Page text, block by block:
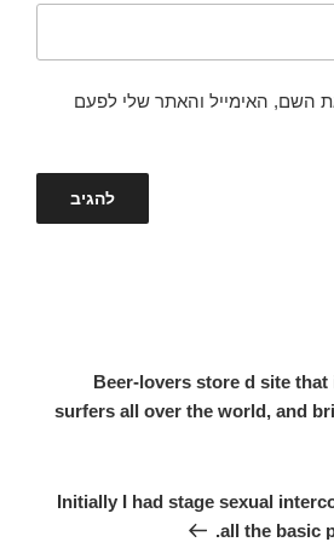
השם, האימייל והאתר שלי לפעם
Beer-lovers store d site that
surfers all over the world, and
Initially I had stage sexual
all the basic